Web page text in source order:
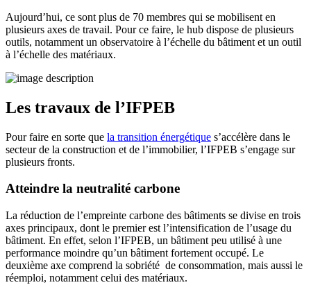
Aujourd’hui, ce sont plus de 70 membres qui se mobilisent en
plusieurs axes de travail. Pour ce faire, le hub dispose de plusieurs
outils, notamment un observatoire à l’échelle du bâtiment et un outil
à l’échelle des matériaux.
Les travaux de l’IFPEB
Pour faire en sorte que la transition énergétique s’accélère dans le
secteur de la construction et de l’immobilier, l’IFPEB s’engage sur
plusieurs fronts.
Atteindre la neutralité carbone
La réduction de l’empreinte carbone des bâtiments se divise en trois
axes principaux, dont le premier est l’intensification de l’usage du
bâtiment. En effet, selon l’IFPEB, un bâtiment peu utilisé à une
performance moindre qu’un bâtiment fortement occupé. Le
deuxième axe comprend la sobriété de consommation, mais aussi le
réemploi, notamment celui des matériaux.